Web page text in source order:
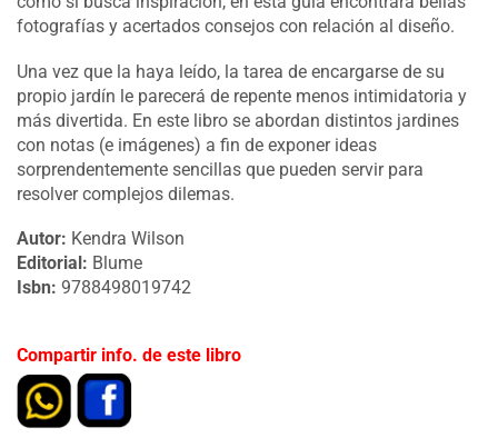
fotografías y acertados consejos con relación al diseño.
Una vez que la haya leído, la tarea de encargarse de su
propio jardín le parecerá de repente menos intimidatoria y
más divertida. En este libro se abordan distintos jardines
con notas (e imágenes) a fin de exponer ideas
sorprendentemente sencillas que pueden servir para
resolver complejos dilemas.
Autor: Kendra Wilson
Editorial: Blume
Isbn: 9788498019742
Compartir info. de este libro